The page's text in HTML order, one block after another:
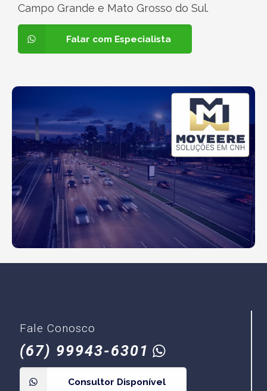
Campo Grande e Mato Grosso do Sul.
Falar com Especialista
Fale Conosco
(67) 99943-6301
Consultor Disponível